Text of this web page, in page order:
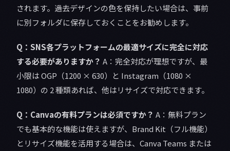
されます。過去デザインの色を保持したい場合は、事前
に別フォルダに保存しておくことをお勧めします。
Q：SNS各プラットフォームの最適サイズに完全に対応
する必要がありますか？ A：完全対応が理想ですが、最
小限は OGP（1200 × 630）と Instagram（1080 ×
1080）の 2 種類あれば、他はリサイズで対応できます。
Q：Canvaの有料プランは必須ですか？ A：無料プラン
でも基本的な機能は使えますが、Brand Kit（フル機能）
とリサイズ機能を活用する場合は、Canva Teams または